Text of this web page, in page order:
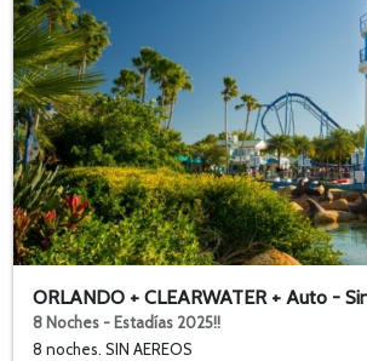
ORLANDO + CLEARWATER + Auto -
8 Noches - Estadías 2025!!
8 noches. SIN AEREOS